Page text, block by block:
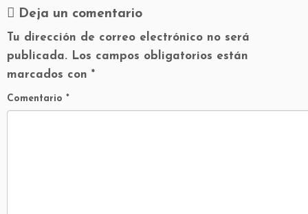
Deja un comentario
Tu dirección de correo electrónico no será
publicada. Los campos obligatorios están
marcados con *
Comentario *